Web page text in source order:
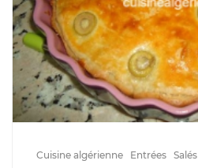
Cuisine algérienne Entrées Salés